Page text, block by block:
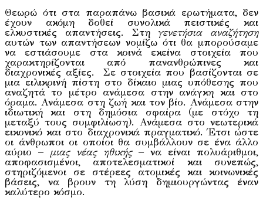
Θεωρώ ότι στα παραπάνω βασικά ερωτήματα, δεν
έχουν ακόμη δοθεί συνολικά πειστικές και
ελκυστικές απαντήσεις. Στη γενετήσια αναζήτηση
αυτών των απαντήσεων νομίζω ότι θα μπορούσαμε
να εστιάσουμε στα κοινά εκείνα στοιχεία που
χαρακτηρίζονται από πανανθρώπινες και
διαχρονικές αξίες. Σε στοιχεία που βασίζονται σε
μια ειλικρινή πίστη στο δίκαιο μιας υπόθεσης που
αναζητά το μέτρο ανάμεσα στην ανάγκη και στο
όραμα. Ανάμεσα στη ζωή και τον βίο. Ανάμεσα στην
ιδιωτική και στη δημόσια σφαίρα (με στόχο τη
μεταξύ τους συμφιλίωση). Ανάμεσα στο νεωτερικά
εικονικό και στο διαχρονικά πραγματικό. Έτσι ώστε
οι άνθρωποι οι οποίοι θα συμβάλλουν σε ένα άλλο
αύριο – μιας νέας ηθικής– να είναι πολυάριθμοι,
αποφασισμένοι, αποτελεσματικοί και συνεπώς,
στηριζόμενοι σε στέρεες ατομικές και κοινωνικές
βάσεις, να βρουν τη λύση δημιουργώντας έναν
καλύτερο κόσμο.